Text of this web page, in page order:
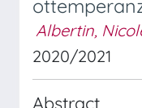
Albertin,
2020/2021
Abstract